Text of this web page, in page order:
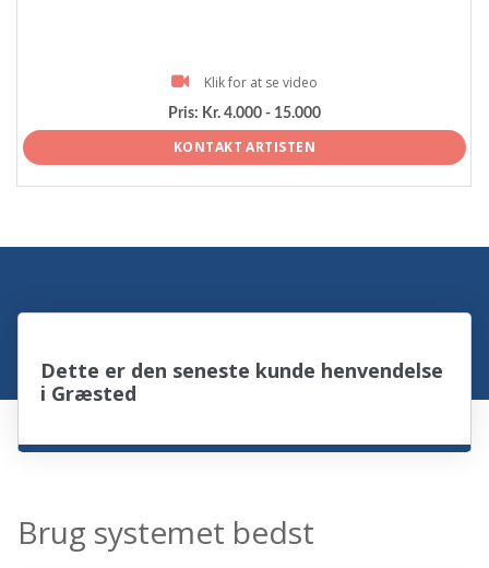
Klik for at se video
Pris: Kr. 4.000 - 15.000
KONTAKT ARTISTEN
Dette er den seneste kunde henvendelse
i Græsted
Brug systemet bedst